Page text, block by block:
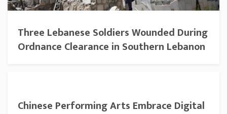
Three Lebanese Soldiers Wounded During
Ordnance Clearance in Southern Lebanon
Chinese Performing Arts Embrace Digital